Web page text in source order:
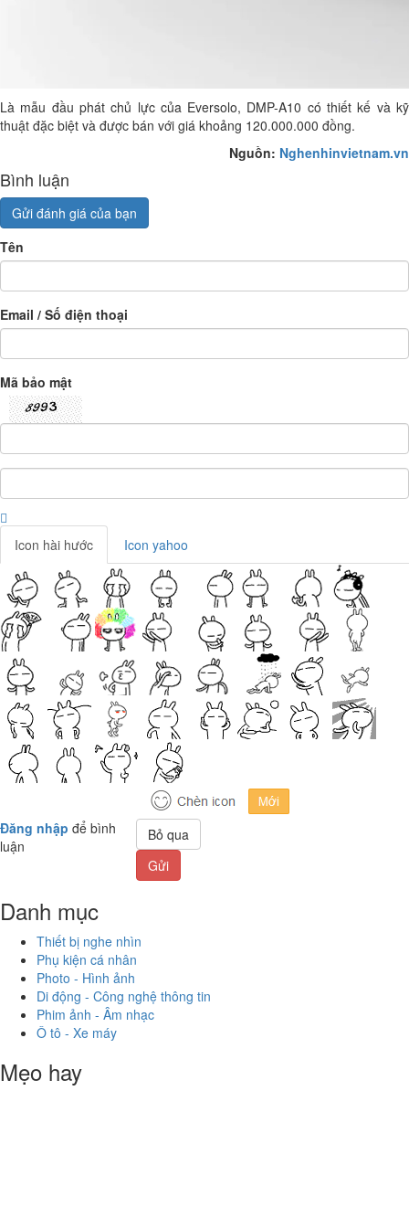
Là mẫu đầu phát chủ lực của Eversolo, DMP-A10 có thiết kế và kỹ
thuật đặc biệt và được bán với giá khoảng 120.000.000 đồng.
Nguồn: Nghenhinvietnam.vn
Bình luận
Gửi đánh giá của bạn
Tên
Email / Số điện thoại
Mã bảo mật
Icon hài hước Icon yahoo
Đăng nhập để bình
luận
Bỏ qua
Gửi
Danh mục
Thiết bị nghe nhìn
Phụ kiện cá nhân
Photo - Hình ảnh
Di động - Công nghệ thông tin
Phim ảnh - Âm nhạc
Ô tô - Xe máy
Mẹo hay